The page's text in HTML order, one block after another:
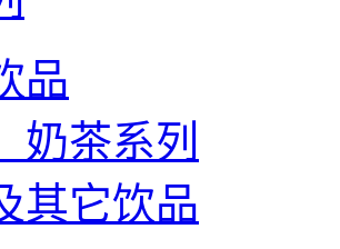
品
奶茶系列
其它饮品